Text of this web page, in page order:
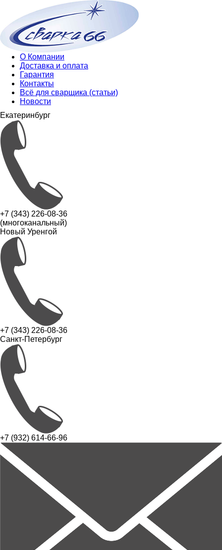
О Компании
Доставка и оплата
Гарантия
Контакты
Всё для сварщика (статьи)
Новости
Екатеринбург
+7 (343) 226-08-36
(многоканальный)
Новый Уренгой
+7 (343) 226-08-36
Санкт-Петербург
+7 (932) 614-66-96